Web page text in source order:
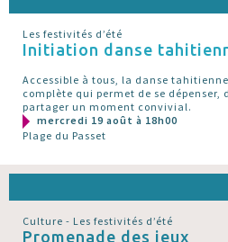
Les festivités d’été
Initiation danse
Accessible à tous, la danse
complète qui permet de se dépenser,
partager un moment convivial.
mercredi 19 août à 18h00
Plage du Passet
Culture - Les festivités d’été
Promenade des jeux